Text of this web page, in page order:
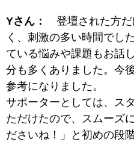
Yさん：
登壇された方だ
く、刺激の多い時間でし
ている悩みや課題もお話
分も多くありました。今
参考になりました。
サポーターとしては、ス
ただけたので、スムーズ
ださいね！」と初めの段